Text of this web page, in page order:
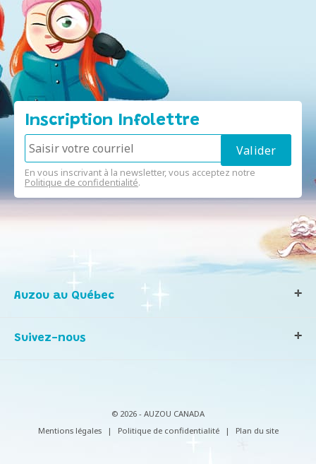
Inscription Infolettre
En vous inscrivant à la newsletter, vous acceptez notre
Politique de confidentialité.
Auzou au Québec
Notre histoire
Infos consommateurs
Suivez-nous
© 2026 - AUZOU CANADA
Mentions légales
| Politique de confidentialité | Plan du site